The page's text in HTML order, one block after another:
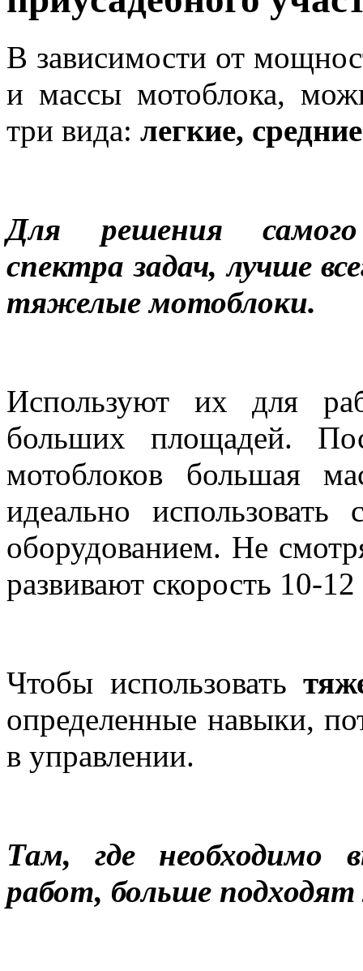
В зависимости от
и массы мотоблока,
три вида: легкие,
Для решения
спектра задач, лучше
тяжелые мотоблоки.
Используют их для
больших площадей.
мотоблоков большая
идеально
оборудованием. Не
развивают скорость 10-
Чтобы использовать
определенные навыки,
в управлении.
Там, где необходимо
работ, больше подходят